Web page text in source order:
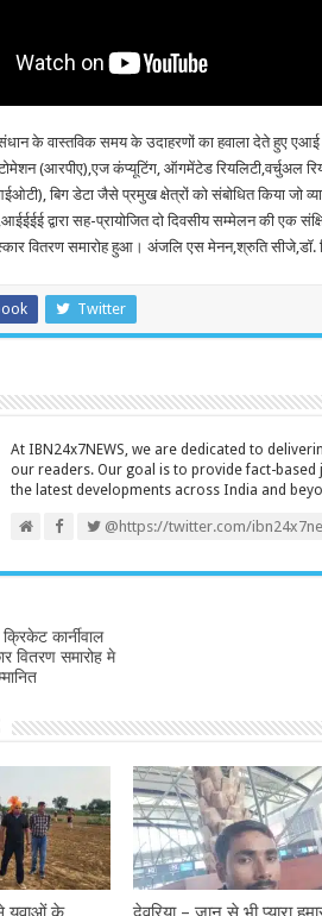
के वास्तविक समय के उदाहरणों का हवाला देते हुए
(आरपीए),एज कंप्यूटिंग, ऑगमेंटेड रियलिटी,वर्चुअल
बिग डेटा जैसे प्रमुख क्षेत्रों को संबोधित किया जो
द्वारा सह-प्रायोजित दो दिवसीय सम्मेलन की एक
वितरण समारोह हुआ। अंजलि एस मेनन,श्रुति सीजे,डॉ.
Twitter
At IBN24x7NEWS, we are dedicated to
our readers. Our goal is to provide fact-
the latest developments across India and
@https://twitter.com/
कार्नीवाल
वितरण समारोह मे